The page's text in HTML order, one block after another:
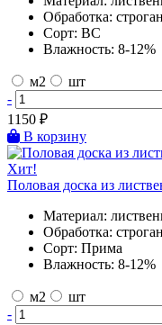
Обработка:
Сорт: BC
Влажность: 8-12%
м2
шт
-
1150 ₽
В корзину
Хит!
Половая доска из
Материал:
Обработка:
Сорт: Прима
Влажность: 8-12%
м2
шт
-